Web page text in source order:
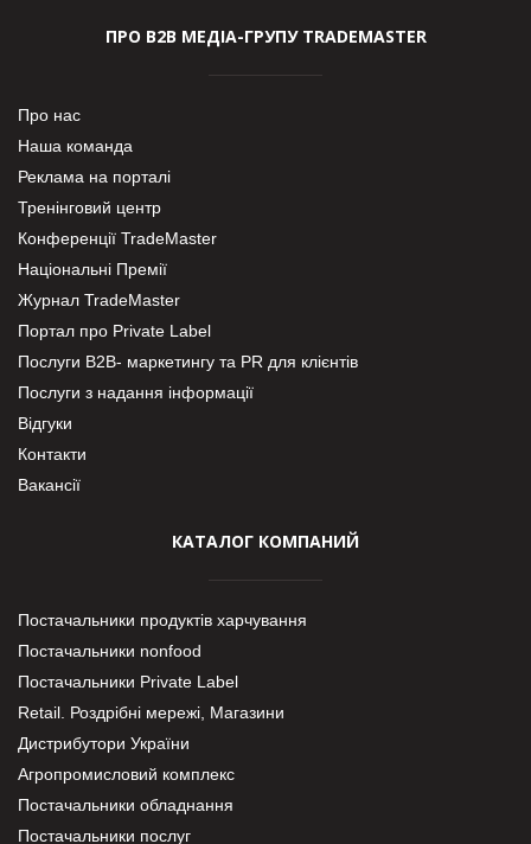
ПРО В2В МЕДІА-ГРУПУ TRADEMASTER
Про нас
Наша команда
Реклама на порталі
Тренінговий центр
Конференції TradeMaster
Національні Премії
Журнал TradeMaster
Портал про Private Label
Послуги В2В- маркетингу та PR для клієнтів
Послуги з надання інформації
Відгуки
Контакти
Вакансії
КАТАЛОГ КОМПАНИЙ
Постачальники продуктів харчування
Постачальники nonfood
Постачальники Private Label
Retail. Роздрібні мережі, Магазини
Дистрибутори України
Агропромисловий комплекс
Постачальники обладнання
Постачальники послуг